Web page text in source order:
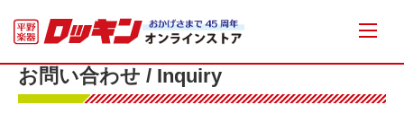
お問い合わせ / Inquiry